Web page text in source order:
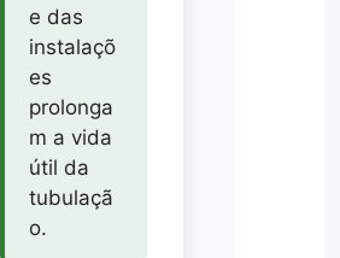
e das
instalaçõ
es
prolonga
m a vida
útil da
tubulaçã
o.